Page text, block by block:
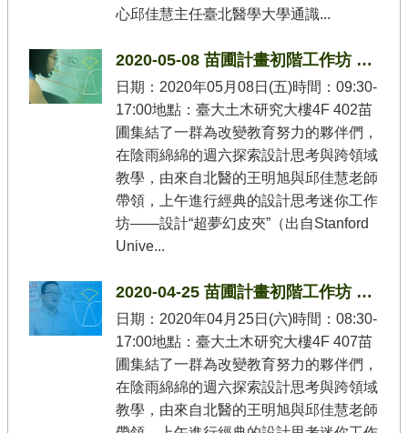
心邱佳慧主任臺北醫學大學通識...
2020-05-08 苗圃計畫初階工作坊 楊朝陽副教授/陳彥甫助理教授/黃鼎豪助理教授
日期：2020年05月08日(五)時間：09:30-
17:00地點：臺大土木研究大樓4F 402苗
圃集結了一群為改變教育努力的夥伴們，
在陰雨綿綿的週六探索設計思考與跨領域
教學，由來自北醫的王明旭與邱佳慧老師
帶領，上午進行經典的設計思考迷你工作
坊——設計“超夢幻皮夾”（出自Stanford
Unive...
2020-04-25 苗圃計畫初階工作坊 王明旭主任/邱佳慧主任/朱春林副教授/江家瑜副教授
日期：2020年04月25日(六)時間：08:30-
17:00地點：臺大土木研究大樓4F 407苗
圃集結了一群為改變教育努力的夥伴們，
在陰雨綿綿的週六探索設計思考與跨領域
教學，由來自北醫的王明旭與邱佳慧老師